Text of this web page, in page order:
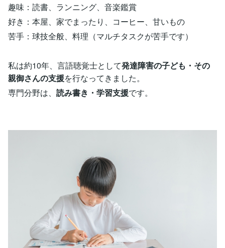
趣味：読書、ランニング、音楽鑑賞
好き：本屋、家でまったり、コーヒー、甘いもの
苦手：球技全般、料理（マルチタスクが苦手です）
私は約10年、言語聴覚士として発達障害の子ども・その
親御さんの支援を行なってきました。
専門分野は、 読み書き・学習支援です。